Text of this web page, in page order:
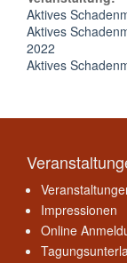
Aktives
Aktives
2022
Aktives
Impressionen
Online